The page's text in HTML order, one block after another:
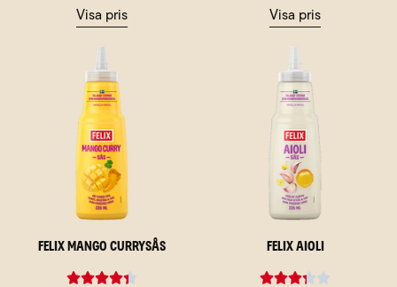
Visa pris Visa pris
Felix Mango Currysås Felix Aioli